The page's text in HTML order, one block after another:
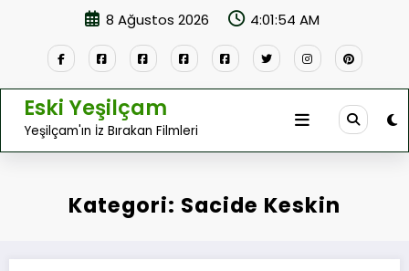
8 Ağustos 2026 4:01:54 AM
Eski Yeşilçam
Yeşilçam'ın İz Bırakan Filmleri
Kategori: Sacide Keskin